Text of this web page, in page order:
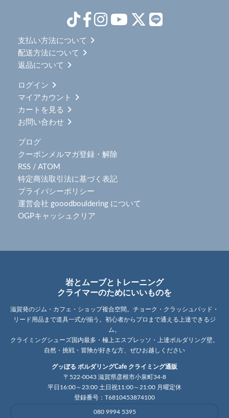
支払い方法について
配送方法について
返品について
ログイン
マイアカウント
カートを見る
お問い合わせ
ブログ
クーポンメルマガ登録・解除
RSS / ATOM
特定商法取引法に基づく表記
プライバシーポリシー
運営会社 gooodbouldering について
OGPキャッシュクリア
岩とムーブとトレーニング
クライマーのためにいいものを
滋賀発のジム・カフェ・ショップ複合空間。チョーク・クラッシュパッド・
リード用品まで道具一式が揃う。初心者からプロまで通える上達できるジ
ム。
クライミングシューズ国内最多・極上エスプレッソ・上達ボルダリング壁。
自然・挑戦・冒険が好きな方、ぜひお越しください
グッぼる ボルダリングCafe クライミング通販
〒522-0043 滋賀県彦根市小泉町34-8
平日16:00～23:00 土日祝11:00～21:00 月曜定休
登録番号：T6810453874100
080 9994 5395